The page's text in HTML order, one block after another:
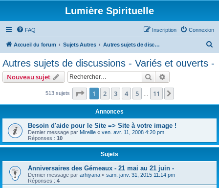
Lumière Spirituelle
FAQ Connexion
Inscription
Accueil du forum Sujets Autres Autres sujets de discussions - Variés et ouverts -
r
Autres sujets de discussions - Variés et ouverts -
Nouveau sujet Rechercher
513 sujets Page 1sur11
1 2 3 4 5 11
Annonces
Besoin d'aide pour le Site => Site à votre image !
Dernier message par Mireille « ven. avr. 11, 2008 4:20 pm
Réponses : 10
Sujets
Anniversaires des Gémeaux - 21 mai au 21 juin -
Dernier message par arhiyana « sam. janv. 31, 2015 11:14 pm
Réponses : 4